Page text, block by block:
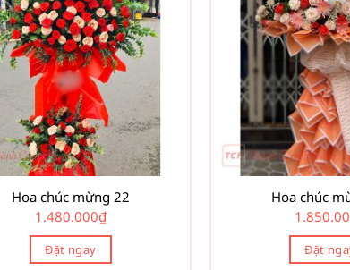
Hoa chúc mừng 22
1.480.000₫
Đặt ngay
Hoa chúc
Đặt